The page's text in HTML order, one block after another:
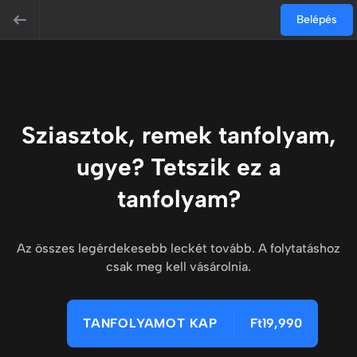
Belépés
Sziasztok, remek tanfolyam,
ugye? Tetszik ez a
tanfolyam?
Az összes legérdekesebb leckét tovább. A folytatáshoz
csak meg kell vásárolnia.
TANFOLYAMOT KAP Ft19,990